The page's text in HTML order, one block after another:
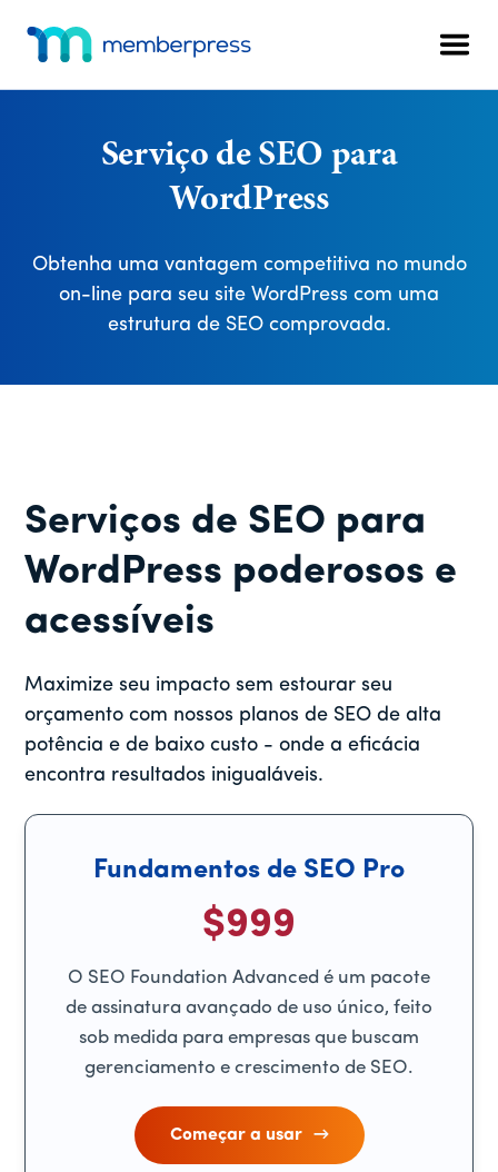
para
conteúdo
para
rodapé
Menu
adicional
para
WordPress
Serviço de SEO para
WordPress
Obtenha uma vantagem competitiva no mundo
on-line para seu site WordPress com uma
estrutura de SEO comprovada.
Serviços de SEO para
WordPress poderosos e
acessíveis
Maximize seu impacto sem estourar seu
orçamento com nossos planos de SEO de alta
potência e de baixo custo - onde a eficácia
encontra resultados inigualáveis.
Fundamentos de SEO Pro
$999
O SEO Foundation Advanced é um pacote
de assinatura avançado de uso único, feito
sob medida para empresas que buscam
gerenciamento e crescimento de SEO.
Começar a usar